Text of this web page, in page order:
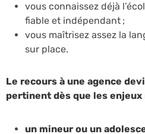
vous connaissez déjà
fiable et indépendant ;
vous maîtrisez assez la
sur place.
Le recours à une agence
pertinent dès que les enjeux
un mineur ou un